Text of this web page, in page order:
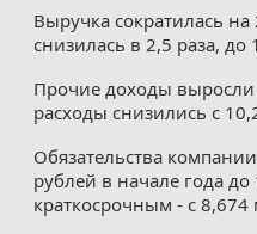
Выручка сократилась
снизилась в 2,5 раза,
Прочие доходы
расходы снизились с
Обязательства
рублей в начале года
краткосрочным - с